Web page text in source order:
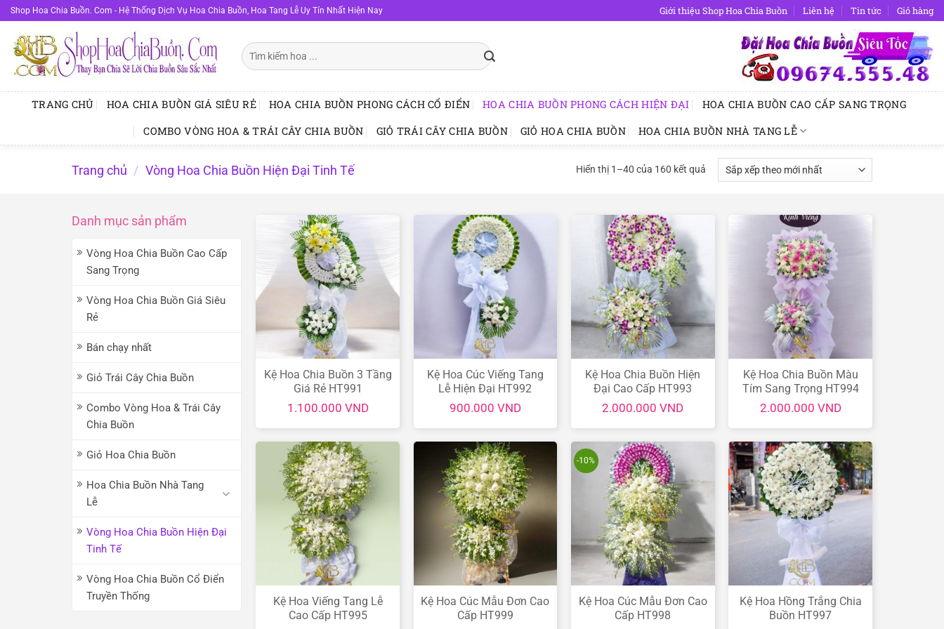
Bỏ
qua
nội
dung
Shop Hoa Chia Buồn. Com - Hệ Thống Dịch Vụ Hoa Chia Buồn, Hoa Tang Lễ Uy Tín Nhất Hiện Nay Giới thiệu Shop Hoa Chia Buồn Liên hệ Tin tức Giỏ hàng
Tìm
kiếm:
TRANG CHỦ HOA CHIA BUỒN GIÁ SIÊU RẺ HOA CHIA BUỒN PHONG CÁCH CỔ ĐIỂN HOA CHIA BUỒN PHONG CÁCH HIỆN ĐẠI
HOA CHIA BUỒN CAO CẤP SANG TRỌNG
COMBO VÒNG HOA & TRÁI CÂY CHIA BUỒN
GIỎ TRÁI CÂY CHIA BUỒN GIỎ HOA CHIA BUỒN HOA CHIA BUỒN NHÀ TANG LỄ
Trang chủ / Vòng Hoa Chia Buồn Hiện Đại Tinh Tế Hiển thị 1–40 của 160 kết quảĐã
sắp
Danh mục sản phẩm
Vòng Hoa Chia Buồn Cao Cấp
Sang Trọng
Vòng Hoa Chia Buồn Giá Siêu
Rẻ
Bán chạy nhất
Giỏ Trái Cây Chia Buồn
Combo Vòng Hoa & Trái Cây
Chia Buồn
Giỏ Hoa Chia Buồn
Hoa Chia Buồn Nhà Tang
Lễ
Vòng Hoa Chia Buồn Hiện Đại
Tinh Tế
Vòng Hoa Chia Buồn Cổ Điển
Truyền Thống
Kệ Hoa Chia Buồn 3 Tầng
Giá Rẻ HT991
1.100.000 VND
Kệ Hoa Cúc Viếng Tang
Lễ Hiện Đại HT992
900.000 VND
Kệ Hoa Chia Buồn Hiện
Đại Cao Cấp HT993
2.000.000VND
Kệ Hoa Chia Buồn Màu
Tím Sang Trọng HT994
2.000.000 VND
Kệ Hoa Viếng Tang Lễ
Cao Cấp HT995
Kệ Hoa Cúc Mẫu Đơn Cao
Cấp HT999
-10%
Kệ Hoa Cúc Mẫu Đơn Cao
Cấp HT998
Kệ Hoa Hồng Trắng Chia
Buồn HT997